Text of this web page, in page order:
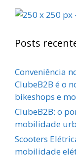
Posts
Conveniência
ClubeB2B é o
bikeshops e
ClubeB2B: o
mobilidade
Scooters
mobilidade